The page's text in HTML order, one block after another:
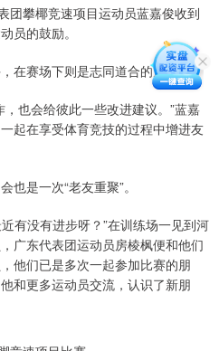
团攀椰竞速项目运动员蓝嘉俊收到
员的鼓励。
在赛场下则是志同道合的朋友。
也会给彼此一些改进建议。”蓝嘉
起在享受体育竞技的过程中增进友
是一次“老友重聚”。
有没有进步呀？”在训练场一见到河
广东代表团运动员房棱枫便和他们
他们已是多次一起参加比赛的朋
和更多运动员交流，认识了新朋